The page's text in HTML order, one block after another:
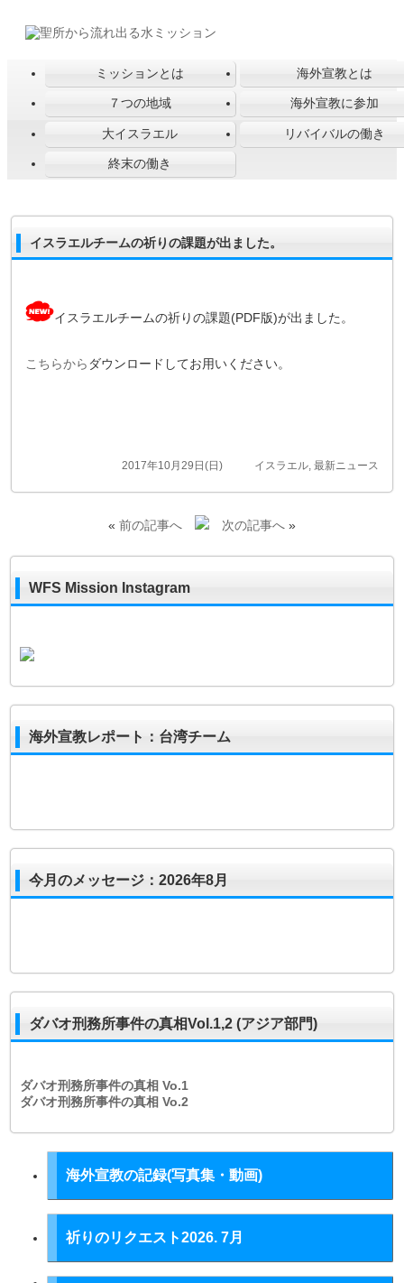
ミッションとは 海外宣教とは
７つの地域 海外宣教に参加
大イスラエル リバイバルの働き
終末の働き
イスラエルチームの祈りの課題が出ました。
イスラエルチームの祈りの課題(PDF版)が出ました。
こちらから ダウンロードしてお用いください。
2017年10月29日(日) イスラエル, 最新ニュース
« 前の記事へ 次の記事へ»
WFS Mission Instagram
海外宣教レポート：台湾チーム
今月のメッセージ：2026年8月
ダバオ刑務所事件の真相Vol.1,2 (アジア部門)
ダバオ刑務所事件の真相Vo.1
ダバオ刑務所事件の真相Vo.2
海外宣教の記録(写真集・動画)
祈りのリクエスト2026. 7月